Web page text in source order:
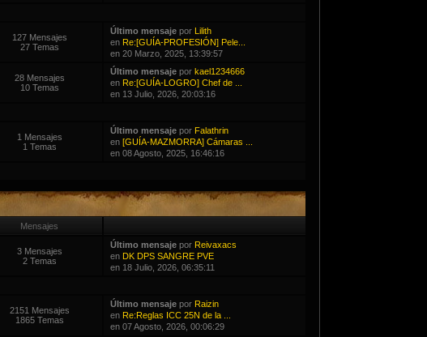
127 Mensajes
27 Temas
Último mensajepor Lilith
en Re:[GUÍA-PROFESIÓN] Pele...
en 20 Marzo, 2025, 13:39:57
28 Mensajes
10 Temas
Último mensajepor kael1234666
en Re:[GUÍA-LOGRO] Chef de ...
en 13 Julio, 2026, 20:03:16
1 Mensajes
1 Temas
Último mensajepor Falathrin
en [GUÍA-MAZMORRA] Cámaras ...
en 08 Agosto, 2025, 16:46:16
Mensajes
3 Mensajes
2 Temas
Último mensajepor Reivaxacs
en DK DPS SANGRE PVE
en 18 Julio, 2026, 06:35:11
2151 Mensajes
1865 Temas
Último mensajepor Raizin
en Re:Reglas ICC 25N de la ...
en 07 Agosto, 2026, 00:06:29